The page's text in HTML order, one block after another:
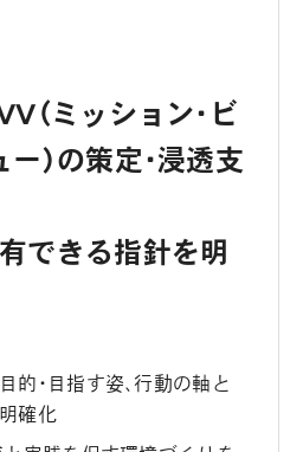
（ミッション・ビ
ー）の策定・浸透支
できる指針を明
的・目指す姿、行動の軸と
確化